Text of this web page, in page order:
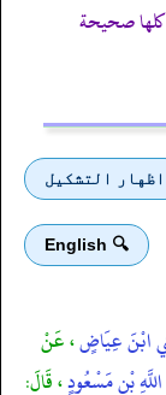
صحيحة
اظهار التشكيل
🔍 English
ابْنَ عِيَاضٍ، عَنْ
بْنِ مَسْعُودٍ، قَالَ: